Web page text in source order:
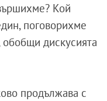
Кой
поговорихме
обобщи дискусията
продължава с